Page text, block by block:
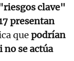
clave"
presentan
que podrían
se actúa